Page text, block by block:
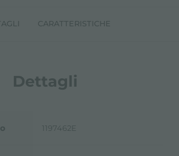
CARATTERISTICHE
Dettagli
1197462E